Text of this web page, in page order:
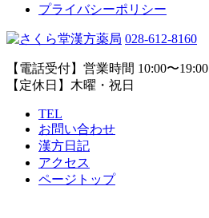
プライバシーポリシー
028-612-8160
【電話受付】営業時間 10:00〜19:00
【定休日】木曜・祝日
TEL
お問い合わせ
漢方日記
アクセス
ページトップ